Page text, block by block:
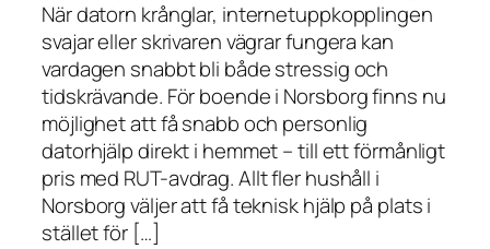
När datorn krånglar, internetuppkopplingen
svajar eller skrivaren vägrar fungera kan
vardagen snabbt bli både stressig och
tidskrävande. För boende i Norsborg finns nu
möjlighet att få snabb och personlig
datorhjälp direkt i hemmet – till ett förmånligt
pris med RUT-avdrag. Allt fler hushåll i
Norsborg väljer att få teknisk hjälp på plats i
stället för […]